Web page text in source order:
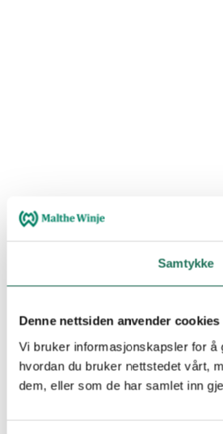
Samtykke
Denne nettsiden anvender cookies
Vi bruker informasjonskapsler for å
hvordan du bruker nettstedet vårt,
dem, eller som de har samlet inn